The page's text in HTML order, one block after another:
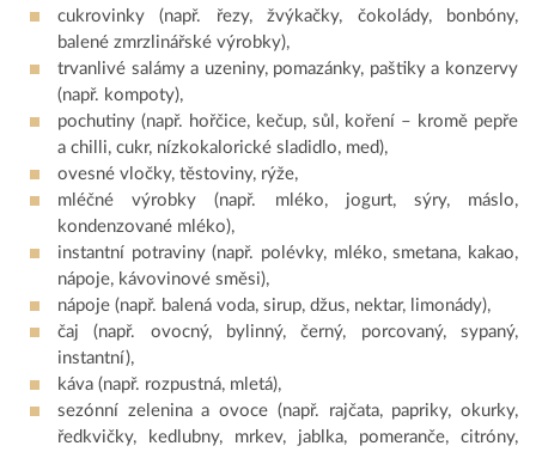
cukrovinky (např. řezy, žvýkačky, čokolády, bonbóny,
balené zmrzlinářské výrobky),
trvanlivé salámy a uzeniny, pomazánky, paštiky a konzervy
(např. kompoty),
pochutiny (např. hořčice, kečup, sůl, koření – kromě pepře
a chilli, cukr, nízkokalorické sladidlo, med),
ovesné vločky, těstoviny, rýže,
mléčné výrobky (např. mléko, jogurt, sýry, máslo,
kondenzované mléko),
instantní potraviny (např. polévky, mléko, smetana, kakao,
nápoje, kávovinové směsi),
nápoje (např. balená voda, sirup, džus, nektar, limonády),
čaj (např. ovocný, bylinný, černý, porcovaný, sypaný,
instantní),
káva (např. rozpustná, mletá),
sezónní zelenina a ovoce (např. rajčata, papriky, okurky,
ředkvičky, kedlubny, mrkev, jablka, pomeranče, citróny,